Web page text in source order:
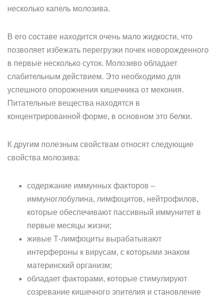
несколько капель молозива.
В его составе находится очень мало жидкости, что
позволяет избежать перегрузки почек новорожденного
в первые несколько суток. Молозиво обладает
слабительным действием. Это необходимо для
успешного опорожнения кишечника от мекония.
Питательные вещества находятся в
концентрированной форме, в основном это белки.
К другим полезным свойствам относят следующие
свойства молозива:
содержание иммунных факторов –
иммуноглобулина, лимфоцитов, нейтрофилов,
которые обеспечивают пассивный иммунитет в
первые месяцы жизни;
живые Т-лимфоциты вырабатывают
интерфероны к вирусам, с которыми знаком
материнский организм;
обладает факторами, которые стимулируют
созревание кишечного эпителия и становление